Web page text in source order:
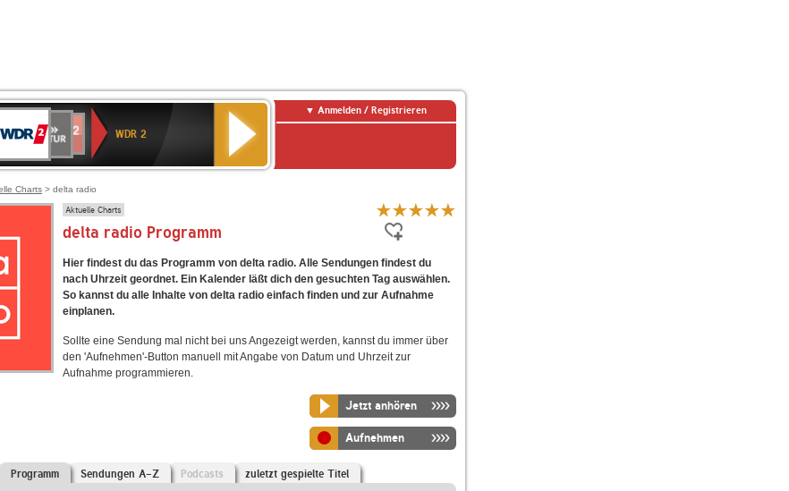
Deutschlandfunk
2
Kultur
NDR
2
WDR 2
Anmelden / Registrieren
Charts > delta radio
Aktuelle Charts
delta radio Programm
Hier findest du das Programm von delta radio. Alle Sendungen findest du
nach Uhrzeit geordnet. Ein Kalender läßt dich den gesuchten Tag auswählen.
So kannst du alle Inhalte von delta radio einfach finden und zur Aufnahme
einplanen.
Sollte eine Sendung mal nicht bei uns Angezeigt werden, kannst du immer über
den 'Aufnehmen'-Button manuell mit Angabe von Datum und Uhrzeit zur
Aufnahme programmieren.
Jetzt anhören
Aufnehmen
Programm Sendungen A-Z Podcasts zuletzt gespielte Titel